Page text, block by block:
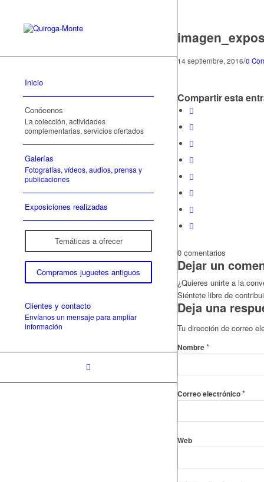
Inicio
Conócenos
La colección, actividades
complementarias, servicios ofertados
Galerías
Fotografías, vídeos, audios, prensa y
publicaciones
Exposiciones realizadas
Temáticas a ofrecer
Compramos juguetes antiguos
Clientes y contacto
Envíanos un mensaje para ampliar
información
14 septiembre, 2016/0
Compartir esta
0 comentarios
Dejar un
¿Quieres unirte a la
Siéntete libre de
Deja una
Tu dirección de correo
Nombre*
Correo electrónico*
Web